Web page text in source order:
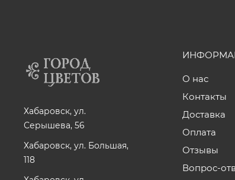
Хабаровск, ул.
Серышева, 56
Хабаровск, ул. Большая,
118
О нас
Контакты
Доставка
Оплата
Отзывы
Вопрос-